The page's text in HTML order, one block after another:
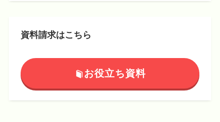
資料請求はこちら
お役立ち資料